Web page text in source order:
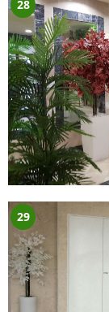
28
29